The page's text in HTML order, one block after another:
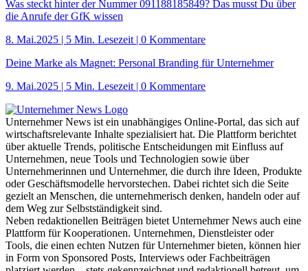
Was steckt hinter der Nummer 091188185849? Das musst Du über
die Anrufe der GfK wissen
8. Mai.2025 | 5 Min. Lesezeit | 0 Kommentare
Deine Marke als Magnet: Personal Branding für Unternehmer
9. Mai.2025 | 5 Min. Lesezeit | 0 Kommentare
Unternehmer News ist ein unabhängiges Online-Portal, das sich auf
wirtschaftsrelevante Inhalte spezialisiert hat. Die Plattform berichtet
über aktuelle Trends, politische Entscheidungen mit Einfluss auf
Unternehmen, neue Tools und Technologien sowie über
Unternehmerinnen und Unternehmer, die durch ihre Ideen, Produkte
oder Geschäftsmodelle hervorstechen. Dabei richtet sich die Seite
gezielt an Menschen, die unternehmerisch denken, handeln oder auf
dem Weg zur Selbstständigkeit sind.
Neben redaktionellen Beiträgen bietet Unternehmer News auch eine
Plattform für Kooperationen. Unternehmen, Dienstleister oder
Tools, die einen echten Nutzen für Unternehmer bieten, können hier
in Form von Sponsored Posts, Interviews oder Fachbeiträgen